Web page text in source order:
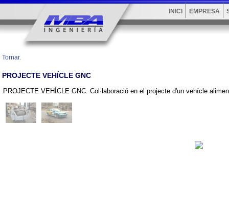
INICI EMPRESA
Tornar.
PROJECTE VEHÍCLE GNC
PROJECTE VEHÍCLE GNC. Col·laboració en el projecte d'un vehícle